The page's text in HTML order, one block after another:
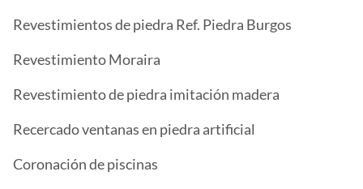
Revestimientos de piedra Ref. Piedra Burgos
Revestimiento Moraira
Revestimiento de piedra imitación madera
Recercado ventanas en piedra artificial
Coronación de piscinas